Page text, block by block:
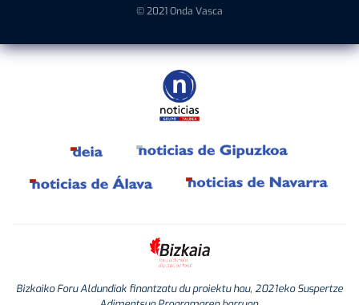
© 2021 Onda Vasca
Bizkaiko Foru Aldundiak finantzatu du proiektu hau, 2021eko Suspertze